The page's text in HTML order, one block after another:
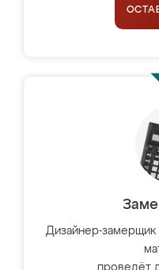
Дизайнер-замерщик
проведёт